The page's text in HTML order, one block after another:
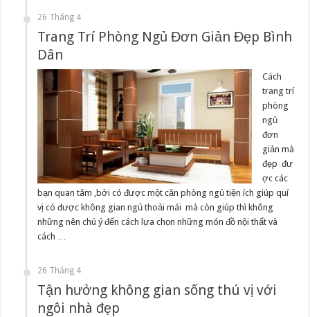
26 Tháng 4
Trang Trí Phòng Ngủ Đơn Giản Đẹp Bình
Dân
Cách
trang trí
phòng
ngủ
đơn
giản mà
đẹp đư
ợc các
bạn quan tâm ,bởi có được một căn phòng ngủ tiện ích giúp quí
vị có được không gian ngủ thoải mái mà còn giúp thì không
những nên chú ý đến cách lựa chọn những món đồ nội thất và
cách …
26 Tháng 4
Tận hưởng không gian sống thú vị với
ngôi nhà đẹp